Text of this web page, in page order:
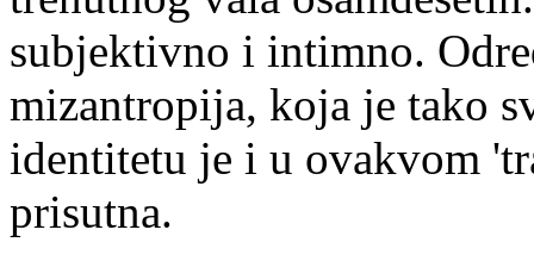
subjektivno i intimno.
mizantropija, koja je tako
identitetu je i u ovakvom
prisutna.